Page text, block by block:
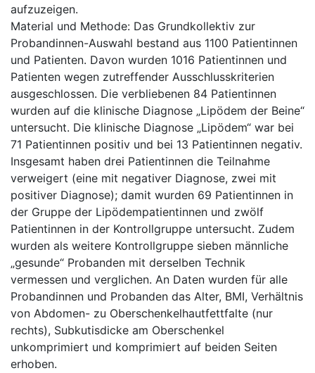
aufzuzeigen.
Material und Methode: Das Grundkollektiv zur
Probandinnen-Auswahl bestand aus 1100 Patientinnen
und Patienten. Davon wurden 1016 Patientinnen und
Patienten wegen zutreffender Ausschlusskriterien
ausgeschlossen. Die verbliebenen 84 Patientinnen
wurden auf die klinische Diagnose „Lipödem der Beine“
untersucht. Die klinische Diagnose „Lipödem“ war bei
71 Patientinnen positiv und bei 13 Patientinnen negativ.
Insgesamt haben drei Patientinnen die Teilnahme
verweigert (eine mit negativer Diagnose, zwei mit
positiver Diagnose); damit wurden 69 Patientinnen in
der Gruppe der Lipödempatientinnen und zwölf
Patientinnen in der Kontrollgruppe untersucht. Zudem
wurden als weitere Kontrollgruppe sieben männliche
„gesunde“ Probanden mit derselben Technik
vermessen und verglichen. An Daten wurden für alle
Probandinnen und Probanden das Alter, BMI, Verhältnis
von Abdomen- zu Oberschenkelhautfettfalte (nur
rechts), Subkutisdicke am Oberschenkel
unkomprimiert und komprimiert auf beiden Seiten
erhoben.